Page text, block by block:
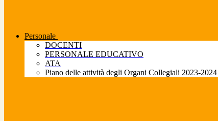
Personale
DOCENTI
PERSONALE EDUCATIVO
ATA
Piano delle attività degli Organi Collegiali 2023-2024